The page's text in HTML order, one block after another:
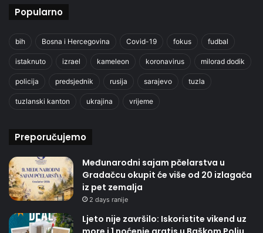
Popularno
bih Bosna i Hercegovina Covid-19 fokus fudbal
istaknuto izrael kameleon koronavirus milorad dodik
policija predsjednik rusija sarajevo tuzla
tuzlanski kanton ukrajina vrijeme
Preporučujemo
Međunarodni sajam pčelarstva u
Gradačcu okupit će više od 20 izlagača
iz pet zemalja
2 days ranije
Ljeto nije završilo: Iskoristite vikend uz